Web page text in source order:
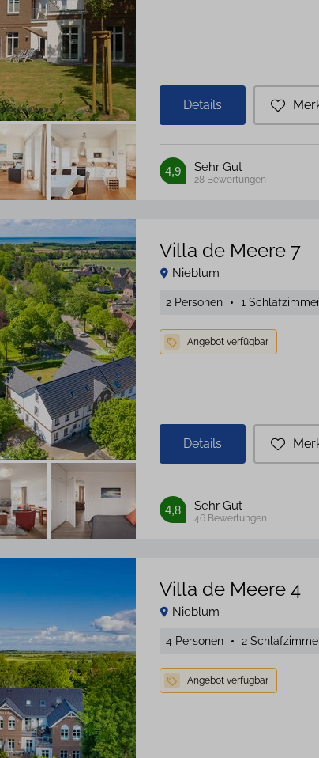
Details
28 Bewertungen
4,9 Sehr Gut
Villa de Meere 7
Nieblum
2 Personen 1
Details
46 Bewertungen
4,8 Sehr Gut
Villa de Meere 4
Nieblum
4 Personen 2